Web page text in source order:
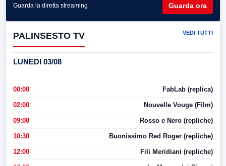
Guarda la diretta streaming Guarda ora
PALINSESTO TV VEDI TUTTI
LUNEDI 03/08
00:00 FabLab (replica)
02:00 Nouvelle Vouge (Film)
09:00 Rosso e Nero (repliche)
10:30 Buonissimo Red Roger (repliche)
12:00 Fili Meridiani (repliche)